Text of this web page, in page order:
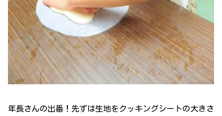
年長さんの出番！先ずは生地をクッキングシートの大きさ